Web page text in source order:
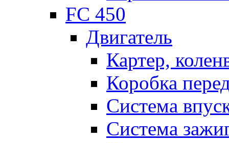
FC 450
Двигатель
Картер,
Коробка
Система
Система